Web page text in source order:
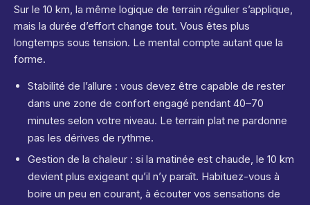
Sur le 10 km, la même logique de terrain régulier s’applique,
mais la durée d’effort change tout. Vous êtes plus
longtemps sous tension. Le mental compte autant que la
forme.
Stabilité de l’allure : vous devez être capable de rester
dans une zone de confort engagé pendant 40–70
minutes selon votre niveau. Le terrain plat ne pardonne
pas les dérives de rythme.
Gestion de la chaleur : si la matinée est chaude, le 10 km
devient plus exigeant qu’il n’y paraît. Habituez-vous à
boire un peu en courant, à écouter vos sensations de